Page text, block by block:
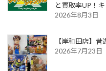
と買取率UP！
2026年8月3日
【岸和田店】
2026年7月23日